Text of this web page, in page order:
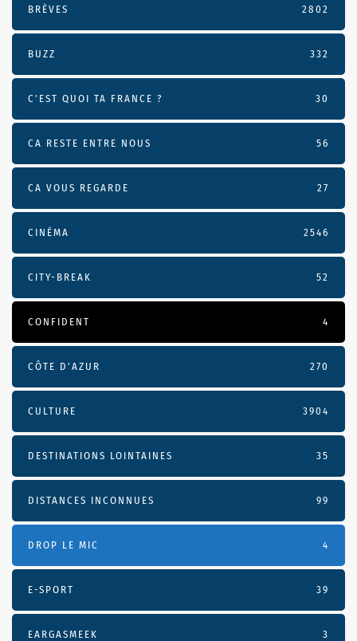
BRÈVES 2802
BUZZ 332
C'EST QUOI TA FRANCE ? 30
CA RESTE ENTRE NOUS 56
CA VOUS REGARDE 27
CINÉMA 2546
CITY-BREAK 52
CONFIDENT 4
CÔTE D’AZUR 270
CULTURE 3904
DESTINATIONS LOINTAINES 35
DISTANCES INCONNUES 99
DROP LE MIC 4
E-SPORT 39
EARGASMEEK 3